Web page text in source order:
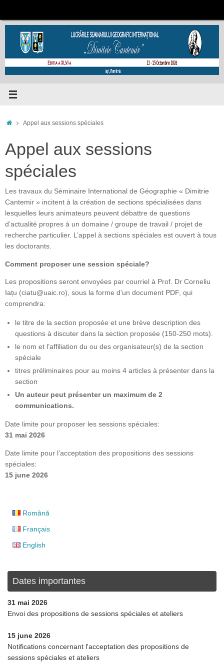
contenu
Accueil
Appel aux sessions spéciales
Appel aux sessions
spéciales
Les travaux du Séminaire International de Géographie « Dimitrie
Cantemir » incitent à la création de sections spécialisées dans
lesquelles leurs animateurs peuvent débattre de questions
d’actualité propres à un domaine / groupe de travail / projet de
recherche particulier. L’appel à sections spéciales est ouvert à tous
les doctorants.
Comment proposer une session spéciale?
Les propositions seront envoyées par courriel à Prof. Dr Corneliu
Iațu (ciatu@uaic.ro), sous la forme d’un document PDF, qui
comprendra:
le titre de la section proposée et une brève description des
questions à discuter dans la section proposée (150-250 mots).
le nom et l’affiliation du ou des organisateur(s) de la section
spéciale
titres préliminaires pour au moins 4 articles à présenter dans la
section
Un auteur peut présenter un maximum de 2
communications.
Date limite pour proposer les sessions spéciales:
31 mai 2026
Date limite pour l’acceptation des propositions des sessions
spéciales:
15 june 2026
Română
Français
English
Dates importantes
31 mai 2026
Envoi des propositions de sessions spéciales et ateliers
15 june 2026
Notifications concernant l'acceptation des propositions de
sessions spéciales et ateliers